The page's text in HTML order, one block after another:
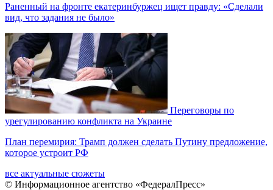
Раненный на фронте екатеринбуржец ищет правду: «Сделали
вид, что задания не было»
Переговоры по
урегулированию конфликта на Украине
План перемирия: Трамп должен сделать Путину предложение,
которое устроит РФ
все актуальные сюжеты
© Информационное агентство «ФедералПресс»